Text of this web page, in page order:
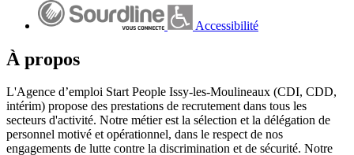
Accessibilité
À propos
L'Agence d’emploi Start People Issy-les-Moulineaux (CDI, CDD,
intérim) propose des prestations de recrutement dans tous les
secteurs d'activité. Notre métier est la sélection et la délégation de
personnel motivé et opérationnel, dans le respect de nos
engagements de lutte contre la discrimination et de sécurité. Notre